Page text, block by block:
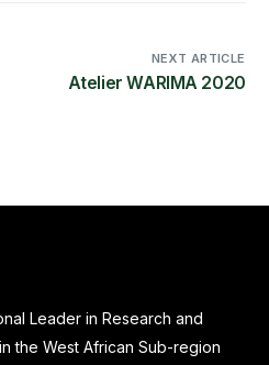
NEXT ARTICLE
Atelier WARIMA 2020
Leader in Research and
the West African Sub-region